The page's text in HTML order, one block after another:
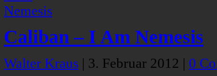
Caliban – I Am Nemesis
Walter Kraus | 3. Februar 2012 | 0